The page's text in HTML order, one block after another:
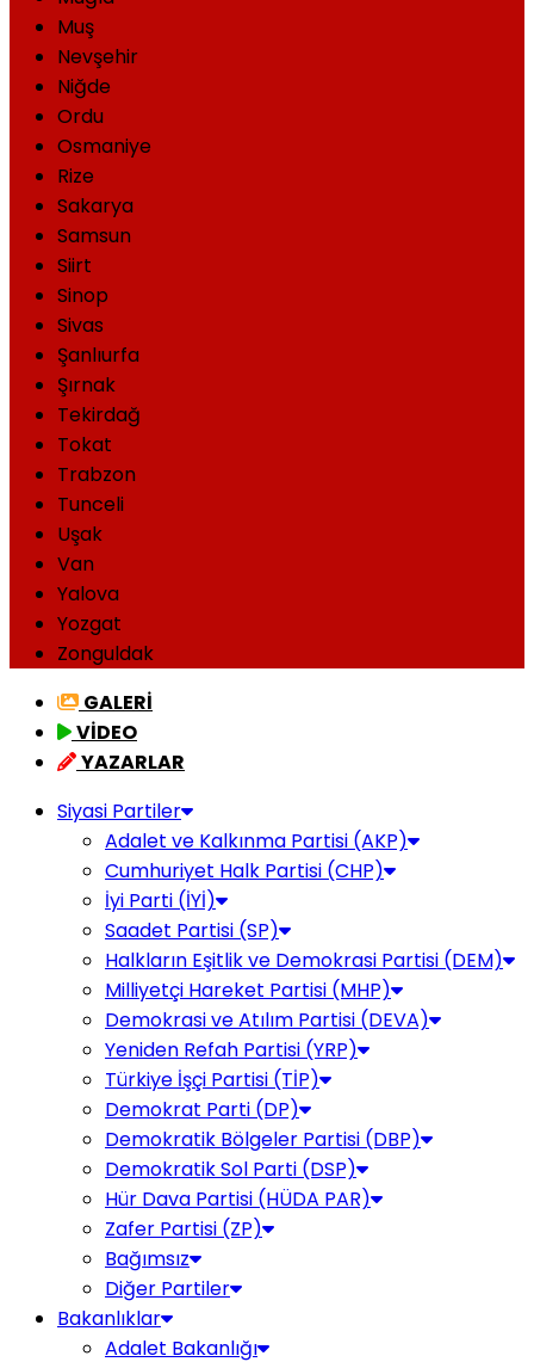
Muş
Nevşehir
Niğde
Ordu
Osmaniye
Rize
Sakarya
Samsun
Siirt
Sinop
Sivas
Şanlıurfa
Şırnak
Tekirdağ
Tokat
Trabzon
Tunceli
Uşak
Van
Yalova
Yozgat
Zonguldak
GALERİ
VİDEO
YAZARLAR
Siyasi Partiler
Adalet ve Kalkınma Partisi (AKP)
Cumhuriyet Halk Partisi (CHP)
İyi Parti (İYİ)
Saadet Partisi (SP)
Halkların Eşitlik ve Demokrasi Partisi (DEM)
Milliyetçi Hareket Partisi (MHP)
Demokrasi ve Atılım Partisi (DEVA)
Yeniden Refah Partisi (YRP)
Türkiye İşçi Partisi (TİP)
Demokrat Parti (DP)
Demokratik Bölgeler Partisi (DBP)
Demokratik Sol Parti (DSP)
Hür Dava Partisi (HÜDA PAR)
Zafer Partisi (ZP)
Bağımsız
Diğer Partiler
Bakanlıklar
Adalet Bakanlığı